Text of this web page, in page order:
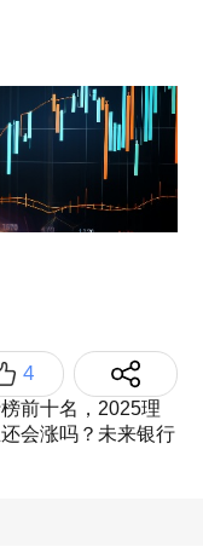
的银行可能包
4
前十名，2025理
会涨吗？未来银行